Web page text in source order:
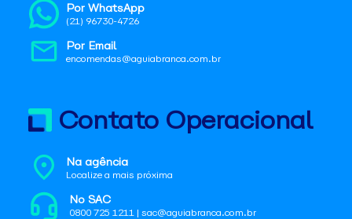
Por WhatsApp
(21) 96730-4726
Por Email
encomendas@aguiabranca.com.br
Contato Operacional
Na agência
Localize a mais próxima
No SAC
0800 725 1211 | sac@aguiabranca.com.br